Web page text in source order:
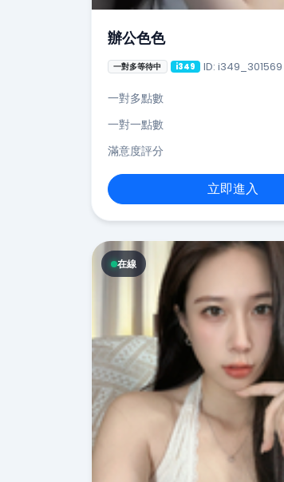
辦公色色
一對多等待中 i349 ID: i349_301569
一對多點數
一對一點數
滿意度評分
立即進入
在線